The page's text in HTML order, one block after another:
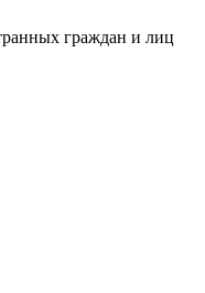
граждан и лиц